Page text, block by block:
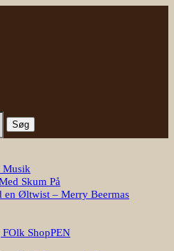
Musik
Skum På
en Øltwist – Merry Beermas
ShopPEN